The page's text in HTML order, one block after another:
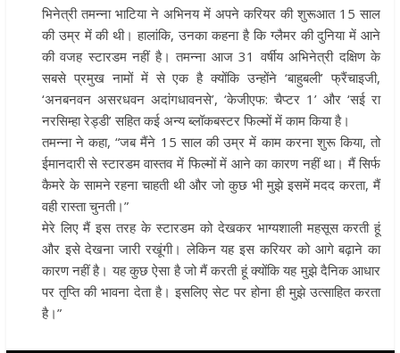
मंगलवार को आस्था, सेवा और संस्कृति का
अद्भुत संगम देखने को मिला
मुख्यमंत्री ने स्वास्थ्य सेवा शिविर का किया
शुभारंभ, श्रद्धालुओं को अपने हाथों से
भोजन
मुख्यमंत्री पुष्कर सिंह धामी ने
बटालियन गदरपुर का किया भ्रमण,
संवाद कर आपदा प्रबंधन व्यवस्थाओं की
भिनेत्री तमन्ना भाटिया ने अभिनय में अपने करियर की शुरूआत 15 साल
की उम्र में की थी। हालांकि, उनका कहना है कि ग्लैमर की दुनिया में आने
की वजह स्टारडम नहीं है। तमन्ना आज 31 वर्षीय अभिनेत्री दक्षिण के
सबसे प्रमुख नामों में से एक है क्योंकि उन्होंने ‘बाहुबली’ फ्रैंचाइजी,
‘अनबनवन असरधवन अदांगधावनसे’, ‘केजीएफ: चैप्टर 1’ और ‘सई रा
नरसिम्हा रेड्डी’ सहित कई अन्य ब्लॉकबस्टर फिल्मों में काम किया है।
तमन्ना ने कहा, “जब मैंने 15 साल की उम्र में काम करना शुरू किया, तो
ईमानदारी से स्टारडम वास्तव में फिल्मों में आने का कारण नहीं था। मैं सिर्फ
कैमरे के सामने रहना चाहती थी और जो कुछ भी मुझे इसमें मदद करता, मैं
वही रास्ता चुनती।”
मेरे लिए मैं इस तरह के स्टारडम को देखकर भाग्यशाली महसूस करती हूं
और इसे देखना जारी रखूंगी। लेकिन यह इस करियर को आगे बढ़ाने का
कारण नहीं है। यह कुछ ऐसा है जो मैं करती हूं क्योंकि यह मुझे दैनिक आधार
पर तृप्ति की भावना देता है। इसलिए सेट पर होना ही मुझे उत्साहित करता
है।”